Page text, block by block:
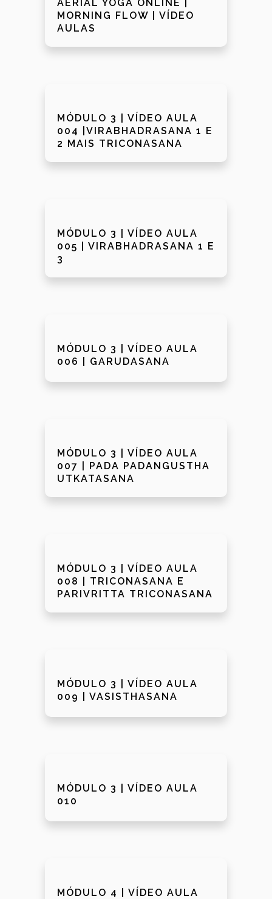
AERIAL YOGA ONLINE |
MORNING FLOW | VÍDEO
AULAS
MÓDULO 3 | VÍDEO AULA
004 |VIRABHADRASANA 1 E
2 MAIS TRICONASANA
MÓDULO 3 | VÍDEO AULA
005 | VIRABHADRASANA 1 E
3
MÓDULO 3 | VÍDEO AULA
006 | GARUDASANA
MÓDULO 3 | VÍDEO AULA
007 | PADA PADANGUSTHA
UTKATASANA
MÓDULO 3 | VÍDEO AULA
008 | TRICONASANA E
PARIVRITTA TRICONASANA
MÓDULO 3 | VÍDEO AULA
009 | VASISTHASANA
MÓDULO 3 | VÍDEO AULA
010
MÓDULO 4 | VÍDEO AULA